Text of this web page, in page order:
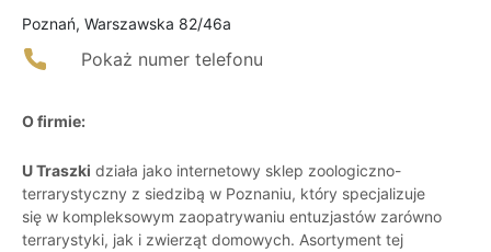
Poznań, Warszawska 82/46a
Pokaż numer telefonu
O firmie:
U Traszki działa jako internetowy sklep zoologiczno-
terrarystyczny z siedzibą w Poznaniu, który specjalizuje
się w kompleksowym zaopatrywaniu entuzjastów zarówno
terrarystyki, jak i zwierząt domowych. Asortyment tej